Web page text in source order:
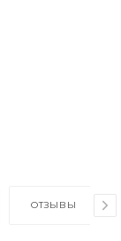
ОТЗЫВЫ